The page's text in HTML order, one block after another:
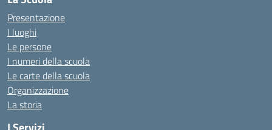
Presentazione
I luoghi
Le persone
I numeri della scuola
Le carte della scuola
Organizzazione
La storia